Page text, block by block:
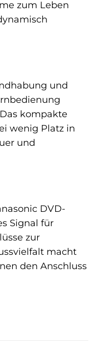
zum Leben
und
kompakte
wenig Platz in
und
DVD-
Signal für
zur
macht
den Anschluss